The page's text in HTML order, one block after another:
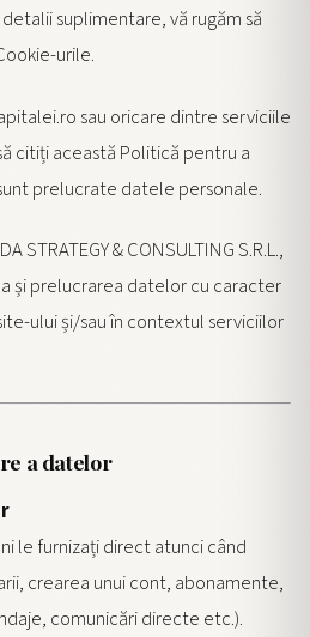
suplimentare, vă rugăm să
urile.
sau oricare dintre serviciile
citiți această Politică pentru a
prelucrate datele personale.
& CONSULTING S.R.L.,
și prelucrarea datelor cu caracter
ului și/sau în contextul serviciilor
a datelor
le furnizați direct atunci când
crearea unui cont, abonamente,
comunicări directe etc.).